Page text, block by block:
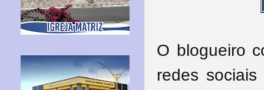
O blogueiro
redes